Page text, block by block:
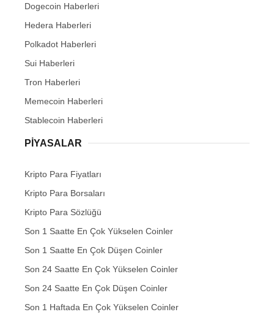
Dogecoin Haberleri
Hedera Haberleri
Polkadot Haberleri
Sui Haberleri
Tron Haberleri
Memecoin Haberleri
Stablecoin Haberleri
PIYASALAR
Kripto Para Fiyatları
Kripto Para Borsaları
Kripto Para Sözlüğü
Son 1 Saatte En Çok Yükselen Coinler
Son 1 Saatte En Çok Düşen Coinler
Son 24 Saatte En Çok Yükselen Coinler
Son 24 Saatte En Çok Düşen Coinler
Son 1 Haftada En Çok Yükselen Coinler